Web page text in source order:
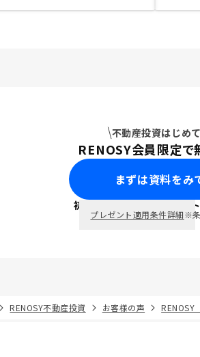
不動産投資はじめ
RENOSY会員限定で
まずは資料をみ
初回面談で ポイント
プレゼント適用条件詳細※
RENOSY不動産投資 お客様の声 RENOSY